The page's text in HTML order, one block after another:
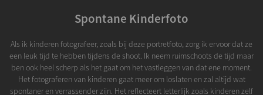
Spontane Kinderfoto
Als ik kinderen fotografeer, zoals bij deze portretfoto, zorg ik ervoor dat ze
een leuk tijd te hebben tijdens de shoot. Ik neem ruimschoots de tijd maar
ben ook heel scherp als het gaat om het vastleggen van dat ene moment.
Het fotograferen van kinderen gaat meer om loslaten en zal altijd wat
spontaner en verrassender zijn. Het reflecteert letterlijk zoals kinderen zelf